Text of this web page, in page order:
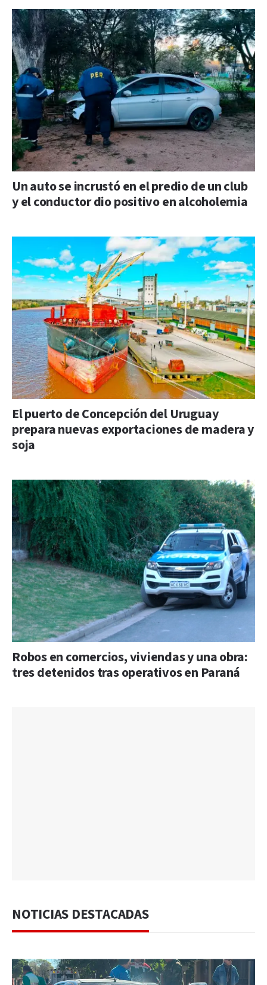
Un auto se incrustó en el predio de un club
y el conductor dio positivo en alcoholemia
El puerto de Concepción del Uruguay
prepara nuevas exportaciones de madera y
soja
Robos en comercios, viviendas y una obra:
tres detenidos tras operativos en Paraná
NOTICIAS DESTACADAS